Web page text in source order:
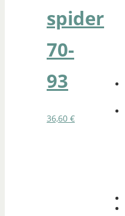
spider
70-
93
36,60 €